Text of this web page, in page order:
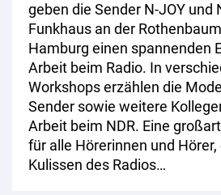
geben die Sender N-JOY und
Funkhaus an der
Hamburg einen spannenden
Arbeit beim Radio. In
Workshops erzählen die
Sender sowie weitere
Arbeit beim NDR. Eine
für alle Hörerinnen und
Kulissen des Radios…